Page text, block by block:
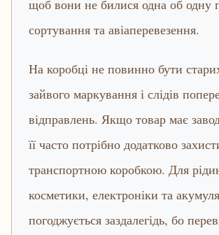
щоб вони не билися одна об одну
сортування та авіаперевезення.
На коробці не повинно бути
зайвого маркування і слідів
відправлень. Якщо товар має
її часто потрібно додатково
транспортною коробкою. Для
косметики, електроніки та
погоджується заздалегідь, бо